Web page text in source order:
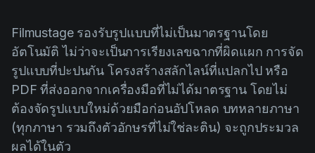
Filmustage รองรับรูปแบบที่ไม่เป็นมาตรฐานโดย
อัตโนมัติ ไม่ว่าจะเป็นการเรียงเลขฉากที่ผิดแผก การจัด
รูปแบบที่ปะปนกัน โครงสร้างสลักไลน์ที่แปลกไป หรือ
PDF ที่ส่งออกจากเครื่องมือที่ไม่ได้มาตรฐาน โดยไม่
ต้องจัดรูปแบบใหม่ด้วยมือก่อนอัปโหลด บทหลายภาษา
(ทุกภาษา รวมถึงตัวอักษรที่ไม่ใช่ละติน) จะถูกประมวล
ผลได้ในตัว